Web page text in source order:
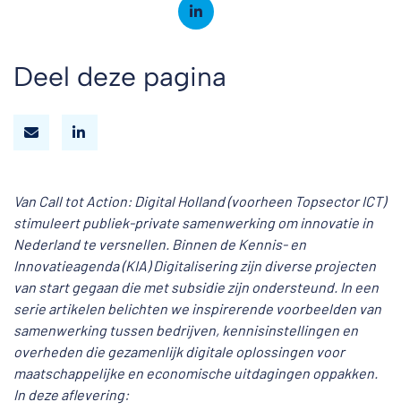
Deel deze pagina
Van Call tot Action: Digital Holland (voorheen Topsector ICT)
stimuleert publiek-private samenwerking om innovatie in
Nederland te versnellen. Binnen de Kennis- en
Innovatieagenda (KIA) Digitalisering zijn diverse projecten
van start gegaan die met subsidie zijn ondersteund. In een
serie artikelen belichten we inspirerende voorbeelden van
samenwerking tussen bedrijven, kennisinstellingen en
overheden die gezamenlijk digitale oplossingen voor
maatschappelijke en economische uitdagingen oppakken.
In deze aflevering: